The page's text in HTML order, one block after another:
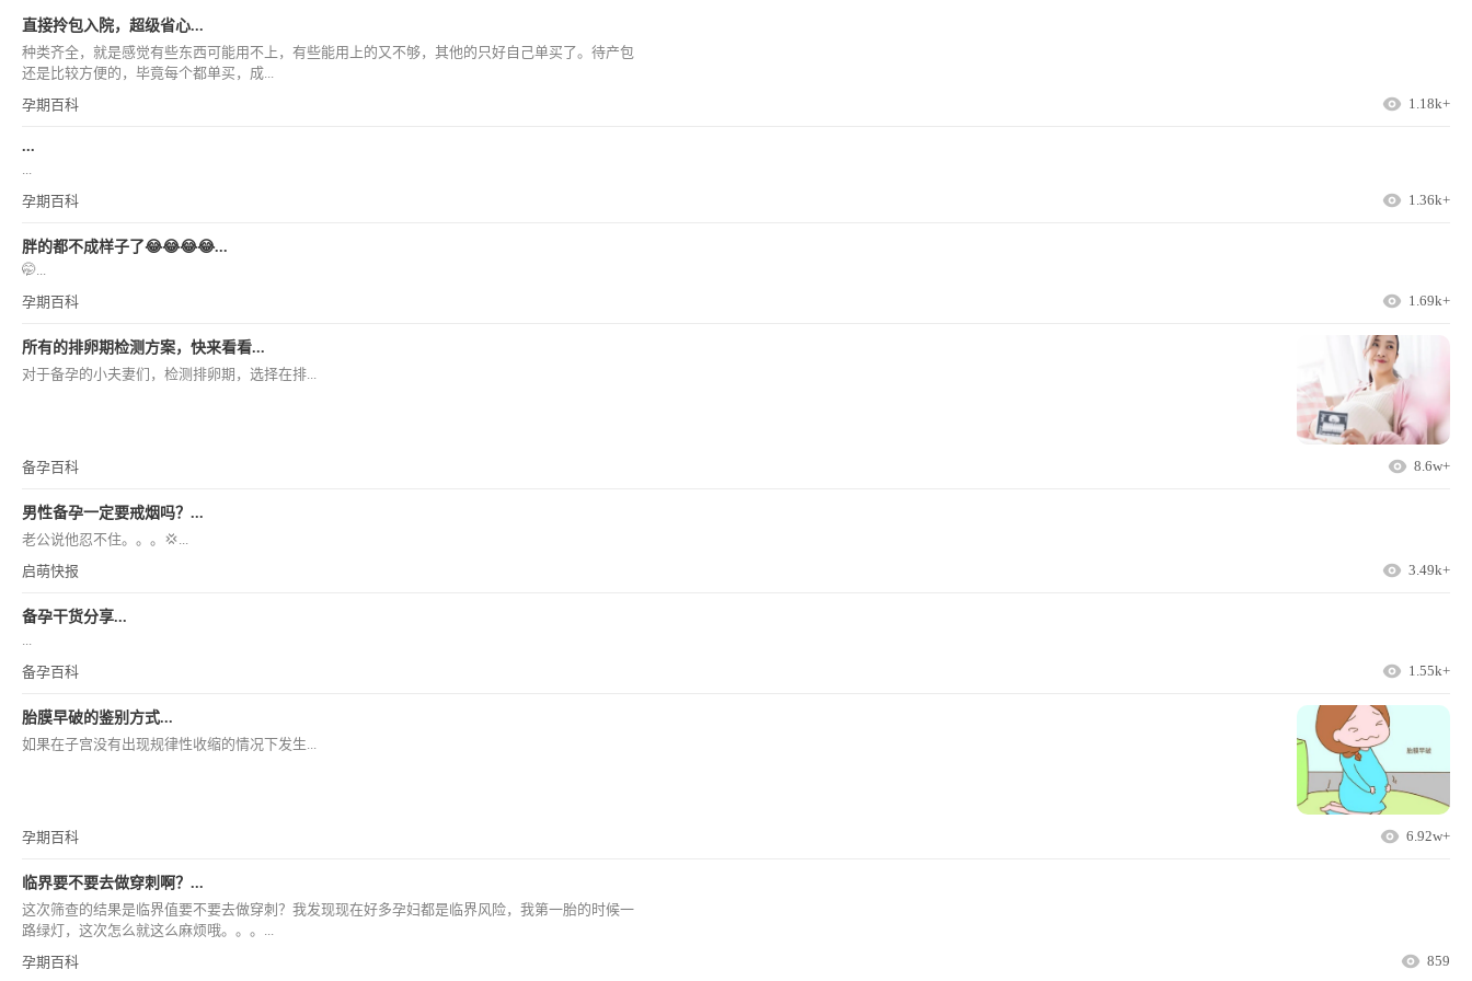
直接拎包入院，超级省心...
种类齐全，就是感觉有些东西可能用不上，有些能用上的又不够，其他的只好自己单买了。待产包
还是比较方便的，毕竟每个都单买，成...
孕期百科
1.18k+
...
...
孕期百科
1.36k+
胖的都不成样子了😂😂😂😂...
🤭...
孕期百科
1.69k+
所有的排卵期检测方案，快来看看...
对于备孕的小夫妻们，检测排卵期，选择在排...
备孕百科 8.6w+
男性备孕一定要戒烟吗？...
老公说他忍不住。。。💢...
启萌快报
3.49k+
备孕干货分享...
...
备孕百科
1.55k+
胎膜早破的鉴别方式...
如果在子宫没有出现规律性收缩的情况下发生...
孕期百科 6.92w+
临界要不要去做穿刺啊？...
这次筛查的结果是临界值要不要去做穿刺？我发现现在好多孕妇都是临界风险，我第一胎的时候一
路绿灯，这次怎么就这么麻烦哦。。。...
孕期百科
859